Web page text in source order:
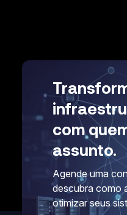
com
assunto.
Agende uma
descubra como
otimizar seus